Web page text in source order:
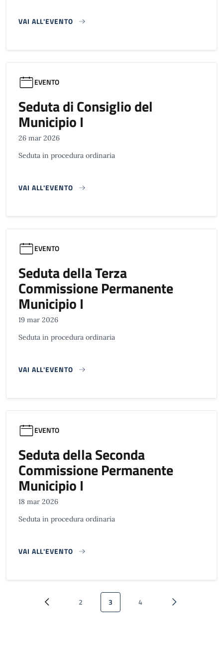
VAI ALL'EVENTO
EVENTO
Seduta di Consiglio del
Municipio I
26 mar 2026
Seduta in procedura ordinaria
VAI ALL'EVENTO
EVENTO
Seduta della Terza
Commissione Permanente
Municipio I
19 mar 2026
Seduta in procedura ordinaria
VAI ALL'EVENTO
EVENTO
Seduta della Seconda
Commissione Permanente
Municipio I
18 mar 2026
Seduta in procedura ordinaria
VAI ALL'EVENTO
Paginazione
Pagina precedente
Pagina
2 Pagina attuale
3 Pagina
4 Pagina